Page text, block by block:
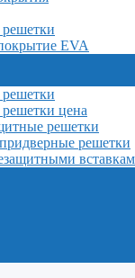
EVA
цена
решетки
решетки